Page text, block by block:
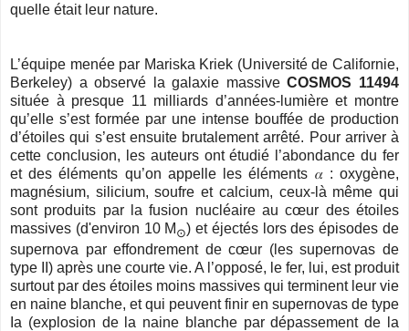
quelle était leur nature.
L’équipe menée par Mariska Kriek (Université de Californie,
Berkeley) a observé la galaxie massiveCOSMOS 11494
située à presque 11 milliards d’années-lumière et montre
qu’elle s’est formée par une intense bouffée de production
d’étoiles qui s’est ensuite brutalement arrêté. Pour arriver à
cette conclusion, les auteurs ont étudié l’abondance du fer
et des éléments qu’on appelle les éléments 𝛼: oxygène,
magnésium, silicium, soufre et calcium, ceux-là même qui
sont produits par la fusion nucléaire au cœur des étoiles
massives (d'environ 10 M ⊙) et éjectés lors des épisodes de
supernova par effondrement de cœur (les supernovas de
type II) après une courte vie. A l’opposé, le fer, lui, est produit
surtout par des étoiles moins massives qui terminent leur vie
en naine blanche, et qui peuvent finir en supernovas de type
Ia (explosion de la naine blanche par dépassement de la